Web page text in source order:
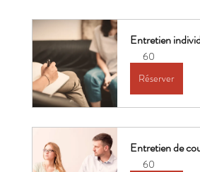
Entretien
60
Réserver
Entretien de
60